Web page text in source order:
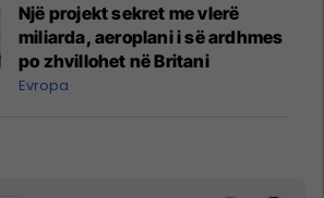
Një projekt sekret me vlerë
miliarda, aeroplani i së ardhmes
po zhvillohet në Britani
Evropa